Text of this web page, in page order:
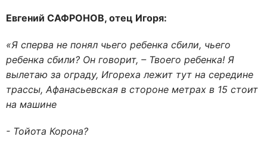
Евгений САФРОНОВ, отец Игоря:
«Я сперва не понял чьего ребенка сбили, чьего
ребенка сбили? Он говорит, – Твоего ребенка! Я
вылетаю за ограду, Игореха лежит тут на середине
трассы, Афанасьевская в стороне метрах в 15 стоит
на машине
- Тойота Корона?